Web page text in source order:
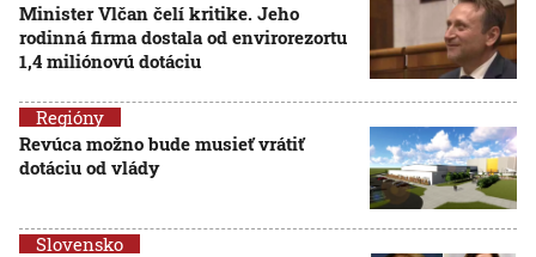
Minister Vlčan čelí kritike. Jeho
rodinná firma dostala od envirorezortu
1,4 miliónovú dotáciu
Regióny
Revúca možno bude musieť vrátiť
dotáciu od vlády
Slovensko